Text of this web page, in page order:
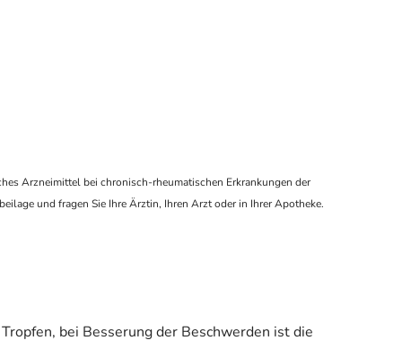
Arzneimittel bei chronisch-rheumatischen Erkrankungen der
und fragen Sie Ihre Ärztin, Ihren Arzt oder in Ihrer Apotheke.
bei Besserung der Beschwerden ist die